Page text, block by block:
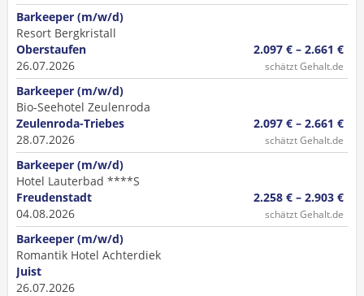
Barkeeper (m/w/d)
Resort Bergkristall
Oberstaufen
26.07.2026
2.097 € – 2.661 €
schätzt Gehalt.de
Barkeeper (m/w/d)
Bio-Seehotel Zeulenroda
Zeulenroda-Triebes
28.07.2026
2.097 € – 2.661 €
schätzt Gehalt.de
Barkeeper (m/w/d)
Hotel Lauterbad ****S
Freudenstadt
04.08.2026
2.258 € – 2.903 €
schätzt Gehalt.de
Barkeeper (m/w/d)
Romantik Hotel Achterdiek
Juist
26.07.2026